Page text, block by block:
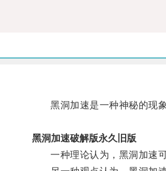
黑洞加速是一种神秘的现象
黑洞加速破解版永久旧版
一种理论认为，黑洞加速可